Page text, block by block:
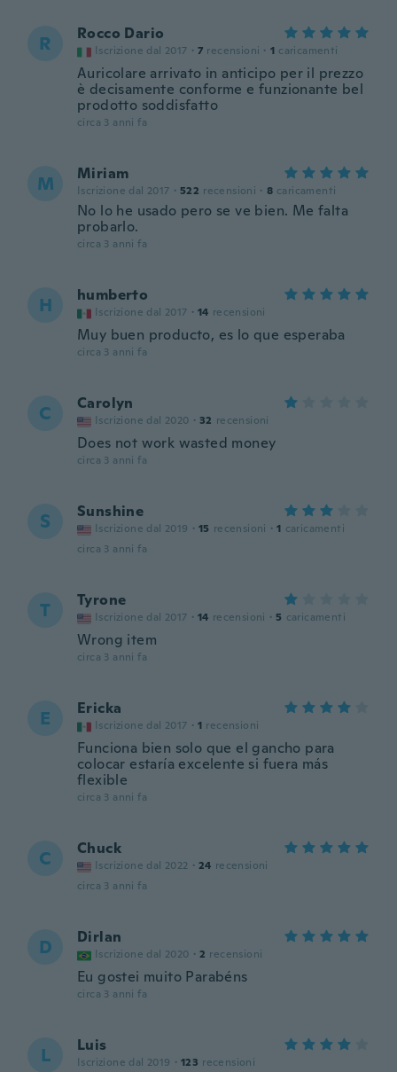
R Rocco Dario
Iscrizione dal 2017 · 7 recensioni · 1 caricamenti
Auricolare arrivato in anticipo per il prezzo
è decisamente conforme e funzionante bel
prodotto soddisfatto
circa 3 anni fa
M Miriam
Iscrizione dal 2017 · 522 recensioni · 8 caricamenti
No lo he usado pero se ve bien. Me falta
probarlo.
circa 3 anni fa
H humberto
Iscrizione dal 2017 · 14 recensioni
Muy buen producto, es lo que esperaba
circa 3 anni fa
C Carolyn
Iscrizione dal 2020 · 32 recensioni
Does not work wasted money
circa 3 anni fa
S Sunshine
Iscrizione dal 2019 · 15 recensioni · 1 caricamenti
circa 3 anni fa
T Tyrone
Iscrizione dal 2017 · 14 recensioni · 5 caricamenti
Wrong item
circa 3 anni fa
E Ericka
Iscrizione dal 2017 · 1 recensioni
Funciona bien solo que el gancho para
colocar estaría excelente si fuera más
flexible
circa 3 anni fa
C Chuck
Iscrizione dal 2022 · 24 recensioni
circa 3 anni fa
D Dirlan
Iscrizione dal 2020 · 2 recensioni
Eu gostei muito Parabéns
circa 3 anni fa
L Luis
Iscrizione dal 2019 · 123 recensioni